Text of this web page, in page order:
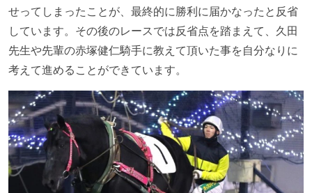
せってしまったことが、最終的に勝利に届かなったと反省
しています。その後のレースでは反省点を踏まえて、久田
先生や先輩の赤塚健仁騎手に教えて頂いた事を自分なりに
考えて進めることができています。